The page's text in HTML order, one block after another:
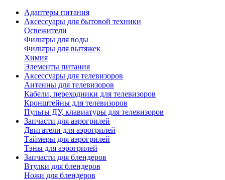
Адаптеры питания
Аксессуары для бытовой техники
Освежители
Фильтры для воды
Фильтры для вытяжек
Химия
Элементы питания
Аксессуары для телевизоров
Антенны для телевизоров
Кабели, переходники для телевизоров
Кронштейны для телевизоров
Пульты ДУ, клавиатуры для телевизоров
Запчасти для аэрогрилей
Двигатели для аэрогрилей
Таймеры для аэрогрилей
Тэны для аэрогрилей
Запчасти для блендеров
Втулки для блендеров
Ножи для блендеров